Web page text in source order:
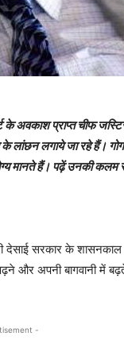
के अवकाश प्राप्त चीफ
लांछन लगाये जा रहे हैं।
मानते हैं। पढ़ें उनकी कलम
देसाई सरकार के
और अपनी बागवानी में
-